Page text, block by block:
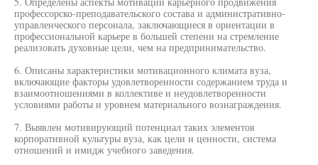
профессорско-преподавательского состава и административно-
управленческого персонала, заключающиеся в ориентации в
профессиональной карьере в большей степени на стремление
реализовать духовные цели, чем на предпринимательство.
6. Описаны характеристики мотивационного климата вуза,
включающие факторы удовлетворенности содержанием труда и
взаимоотношениями в коллективе и неудовлетворенности
условиями работы и уровнем материального вознаграждения.
7. Выявлен мотивирующий потенциал таких элементов
корпоративной культуры вуза, как цели и ценности, система
отношений и имидж учебного заведения.